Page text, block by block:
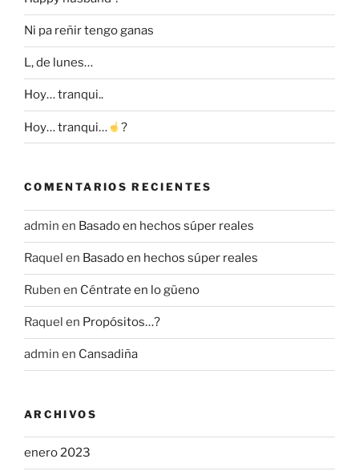
Ni pa reñir tengo ganas
L, de lunes…
Hoy… tranqui..
Hoy… tranqui… ?
COMENTARIOS RECIENTES
admin en Basado en hechos súper reales
Raquel en Basado en hechos súper reales
Ruben en Céntrate en lo güeno
Raquel en Propósitos…?
admin en Cansadiña
ARCHIVOS
enero 2023